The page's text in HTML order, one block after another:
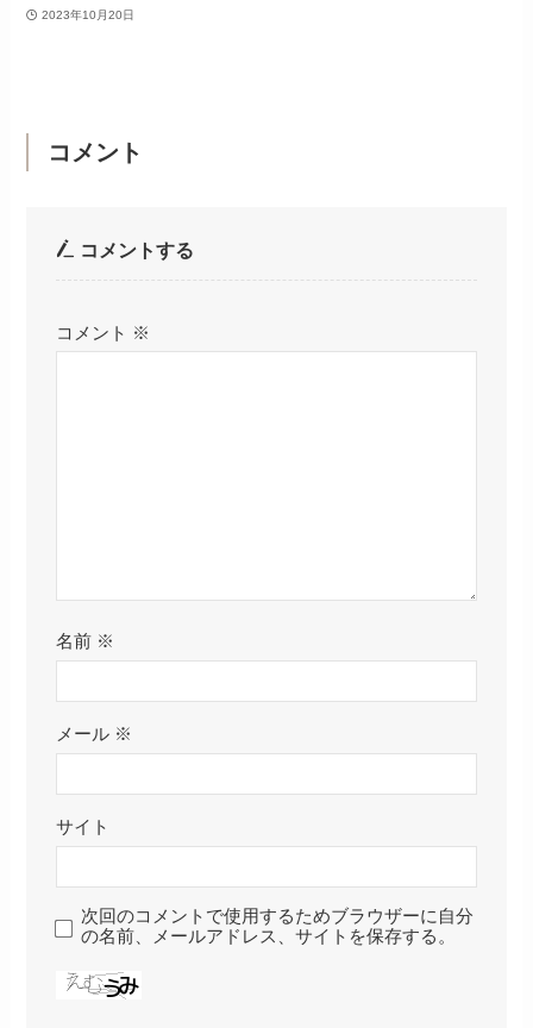
2023年10月20日
コメント
コメントする
コメント ※
名前 ※
メール ※
サイト
次回のコメントで使用するためブラウザーに自分
の名前、メールアドレス、サイトを保存する。